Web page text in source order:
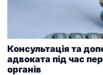
Консультація та
адвоката під час
органів